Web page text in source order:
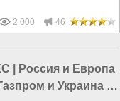
2 000 46
Россия и Европа
и Украина |